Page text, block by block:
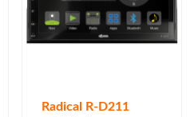
Radical R-D211